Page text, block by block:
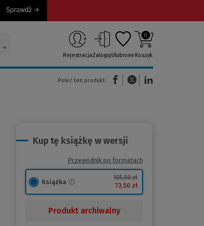
RejestracjaZalogujUlubione
0
Koszyk
Poleć ten produkt:
(Nowe okno)(Link do innej strony)
Kup tę książkę w wersji
Przewodnik po formatach
Książka
105,00 zł
73,50 zł
Produkt archiwalny